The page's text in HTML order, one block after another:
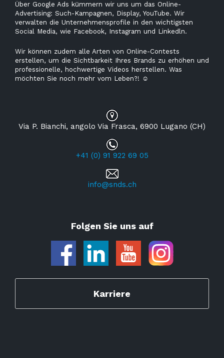
Über Google Ads kümmern wir uns um das Online-
Advertising: Such-Kampagnen, Display, YouTube. Wir
verwalten die Unternehmensprofile in den wichtigsten
Social Media, wie Facebook, Instagram und Linkedln.
Wir können zudem alle Arten von Online-Contests
erstellen, um die Sichtbarkeit Ihres Brands zu erhöhen und
professionelle, hochwertige Videos herstellen. Was
möchten Sie noch mehr vom Leben?! ☺
Via P. Bianchi, angolo Via Frasca, 6900 Lugano (CH)
+41 (0) 91 922 69 05
info@snds.ch
Folgen Sie uns auf
Karriere